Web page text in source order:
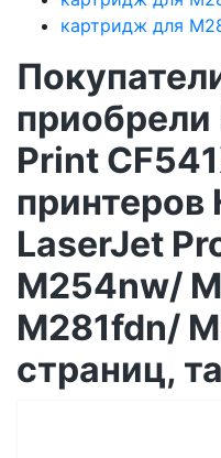
картридж для
Print
принтеров
LaserJet
M254nw/
M281fdn/
страниц,